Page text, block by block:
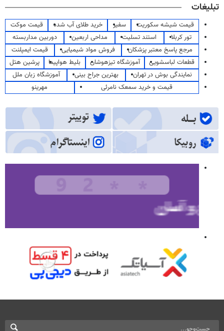
تبلیغات
قیمت شیشه سکوریت سفیر خرید طلای آب شده
قیمت موکت
تور کربلا
استند تسلیت مداحی اربعین
دوربین مداربسته
مرجع پاسخ معتبر پزشکان
فروش مواد شیمیایی
قیمت ایمپلنت
قطعات لباسشویی
آموزشگاه تیزهوشان بلیط هواپیما
پرشین هتل
نمایندگی بوش در تهران
بهترین جراح بینی
آموزشگاه زبان ملل
قیمت و خرید سمعک نامرئی
مهرینو